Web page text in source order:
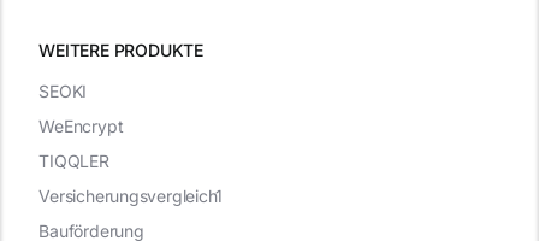
WEITERE PRODUKTE
SEOKI
WeEncrypt
TIQQLER
Versicherungsvergleich1
Bauförderung